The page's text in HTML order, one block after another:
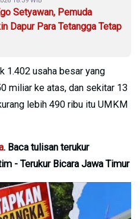
Setyawan, Pemuda
Dapur Para Tetangga Tetap
1.402 usaha besar yang
miliar ke atas, dan sekitar 13
lebih 490 ribu itu UMKM
. Baca tulisan terukur
- Terukur Bicara Jawa Timur